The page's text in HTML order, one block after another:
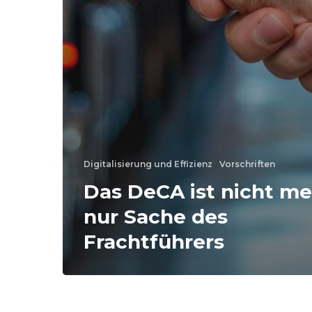
Digitalisierung und Effizienz Vorschriften
Das DeCA ist nicht
nur Sache des
Frachtführers